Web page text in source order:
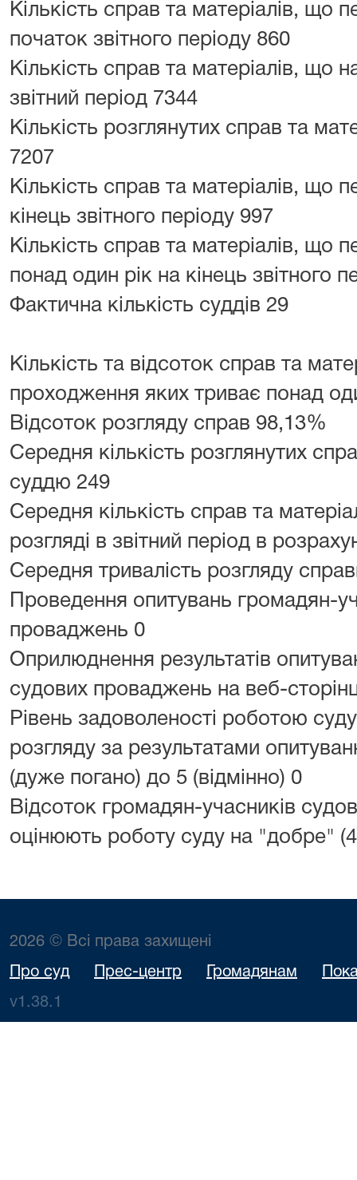
Кількість справ та матеріалів, що
початок звітного періоду 860
Кількість справ та матеріалів, що
звітний період 7344
Кількість розглянутих справ та
7207
Кількість справ та матеріалів, що
кінець звітного періоду 997
Кількість справ та матеріалів, що
понад один рік на кінець звітного
Фактична кількість суддів 29
Кількість та відсоток справ та
проходження яких триває понад
Відсоток розгляду справ 98,13%
Середня кількість розглянутих
суддю 249
Середня кількість справ та
розгляді в звітний період в
Середня тривалість розгляду
Проведення опитувань громадян-
проваджень 0
Оприлюднення результатів
судових проваджень на веб-
Рівень задоволеності роботою
розгляду за результатами
(дуже погано) до 5 (відмінно) 0
Відсоток громадян-учасників
оцінюють роботу суду на "добре"
2026 © Всі права захищені
Про суд Прес-центр Громадянам
v1.38.1